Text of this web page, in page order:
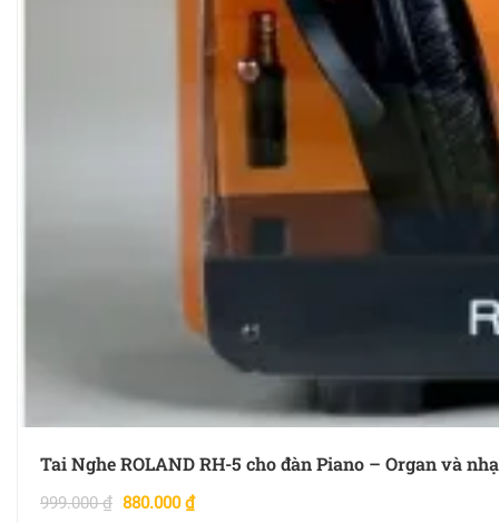
Tai Nghe ROLAND RH-5 cho đàn Piano – Organ và
999.000₫ 880.000₫